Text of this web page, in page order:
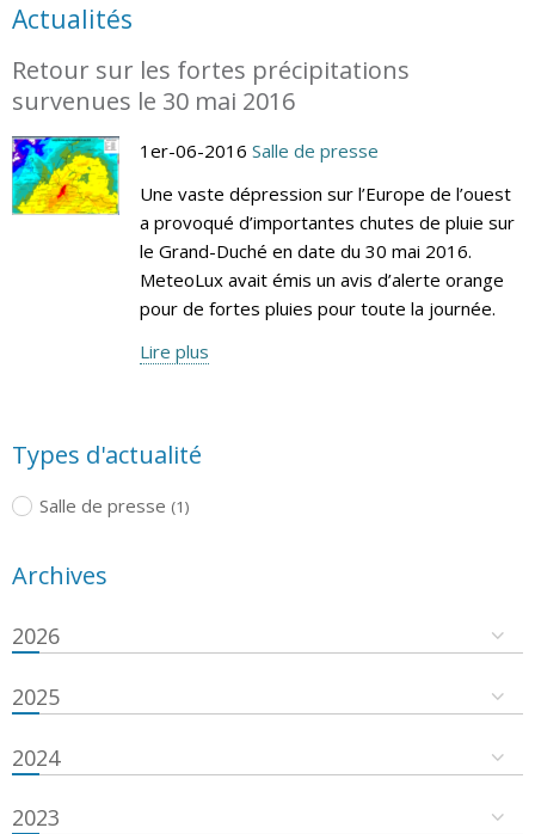
Actualités
Retour sur les fortes précipitations
survenues le 30 mai 2016
1er-06-2016 Salle de presse
Une vaste dépression sur l’Europe de l’ouest
a provoqué d’importantes chutes de pluie sur
le Grand-Duché en date du 30 mai 2016.
MeteoLux avait émis un avis d’alerte orange
pour de fortes pluies pour toute la journée.
Lire plus
Types d'actualité
Salle de presse (1)
Archives
2026
2025
2024
2023